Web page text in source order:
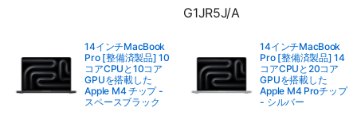
G1JR5J/A
14インチMacBook
Pro [整備済製品] 10
コアCPUと10コア
GPUを搭載した
Apple M4 チップ -
スペースブラック
14インチMacBook
Pro [整備済製品] 14
コアCPUと20コア
GPUを搭載した
Apple M4 Proチップ
- シルバー